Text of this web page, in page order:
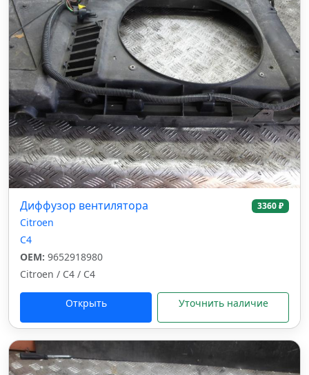
Диффузор вентилятора 3360 ₽
Citroen
C4
OEM: 9652918980
Citroen / C4 / C4
Открыть Уточнить наличие